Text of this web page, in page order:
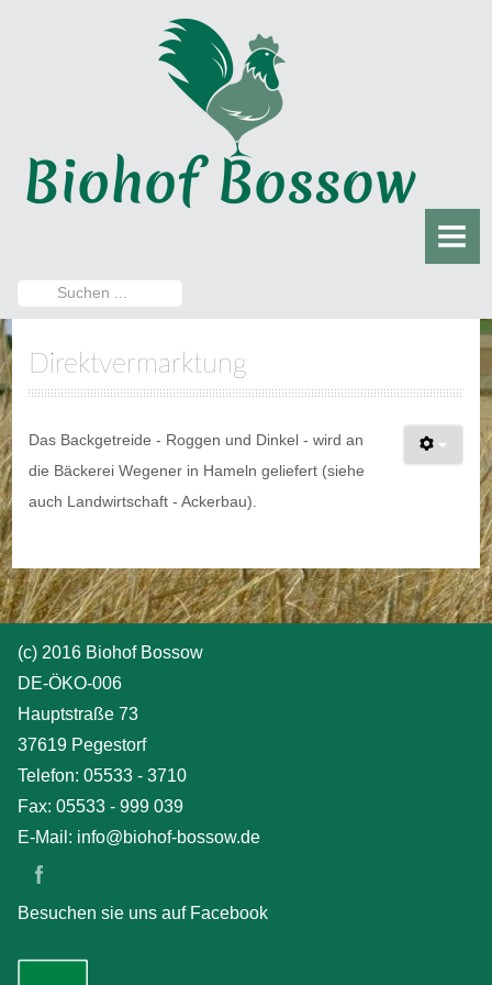
Heute
Aktuelles
Öffnungszeiten
Direktvermarktung
DIE TIERHALTUNG
Hühner
DIE LANDWIRTSCHAFT
Ackerbau
Direktvermarktung
Suchen
...
Direktvermarktung
Das Backgetreide - Roggen und Dinkel - wird an
die Bäckerei Wegener in Hameln geliefert (siehe
auch Landwirtschaft - Ackerbau).
(c) 2016 Biohof Bossow
DE-ÖKO-006
Hauptstraße 73
37619 Pegestorf
Telefon: 05533 - 3710
Fax: 05533 - 999 039
E-Mail: info@biohof-bossow.de
Besuchen sie uns auf Facebook